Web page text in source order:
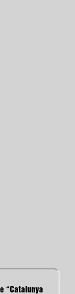
“Catalunya